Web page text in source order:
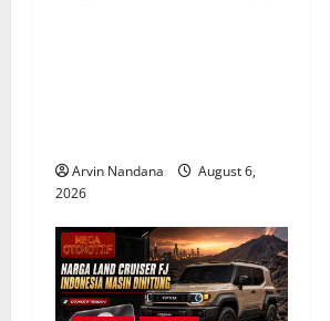
Arvin Nandana
August 6,
2026